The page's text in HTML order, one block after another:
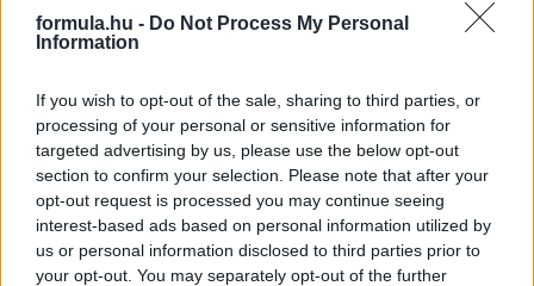
formula.hu - Do Not Process My Personal
Information
If you wish to opt-out of the sale, sharing to third parties, or
processing of your personal or sensitive information for
targeted advertising by us, please use the below opt-out
section to confirm your selection. Please note that after your
opt-out request is processed you may continue seeing
interest-based ads based on personal information utilized by
us or personal information disclosed to third parties prior to
your opt-out. You may separately opt-out of the further
Mick Schumacher futja meg a kvalifikáció első gyorskörét.
Ideje 1:32.819
22:02
Közérdekű közlemény: Lance Stroll ma ünnepeli 24.
születésnapját.